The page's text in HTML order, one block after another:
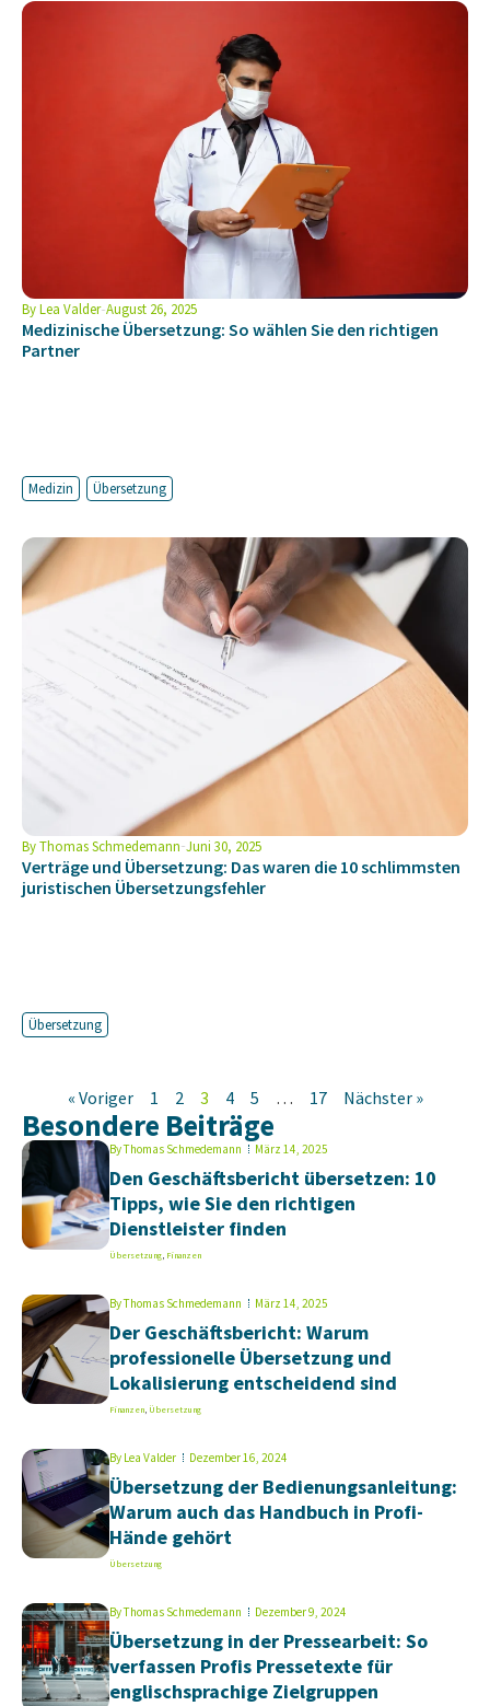
ByLea Valder August 26, 2025
Medizinische Übersetzung: So wählen Sie den richtigen
Partner
Medizin Übersetzung
ByThomas Schmedemann Juni 30, 2025
Verträge und Übersetzung: Das waren die 10 schlimmsten
juristischen Übersetzungsfehler
Übersetzung
« Voriger 1 2 3 4 5 … 17 Nächster »
Besondere Beiträge
ByThomas Schmedemann März 14, 2025
Den Geschäftsbericht übersetzen: 10
Tipps, wie Sie den richtigen
Dienstleister finden
Übersetzung, Finanzen
ByThomas Schmedemann März 14, 2025
Der Geschäftsbericht: Warum
professionelle Übersetzung und
Lokalisierung entscheidend sind
Finanzen, Übersetzung
By Lea Valder Dezember 16, 2024
Übersetzung der Bedienungsanleitung:
Warum auch das Handbuch in Profi-
Hände gehört
Übersetzung
ByThomas Schmedemann Dezember 9, 2024
Übersetzung in der Pressearbeit: So
verfassen Profis Pressetexte für
englischsprachige Zielgruppen